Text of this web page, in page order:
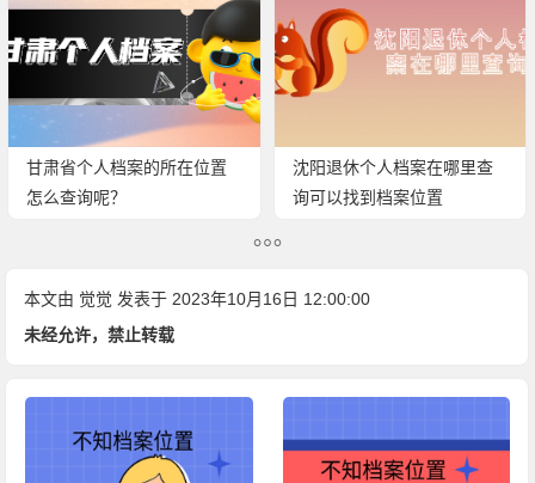
甘肃省个人档案的所在位置
怎么查询呢？
沈阳退休个人档案在哪里查
询可以找到档案位置
本文由 觉觉 发表于 2023年10月16日 12:00:00
未经允许，禁止转载